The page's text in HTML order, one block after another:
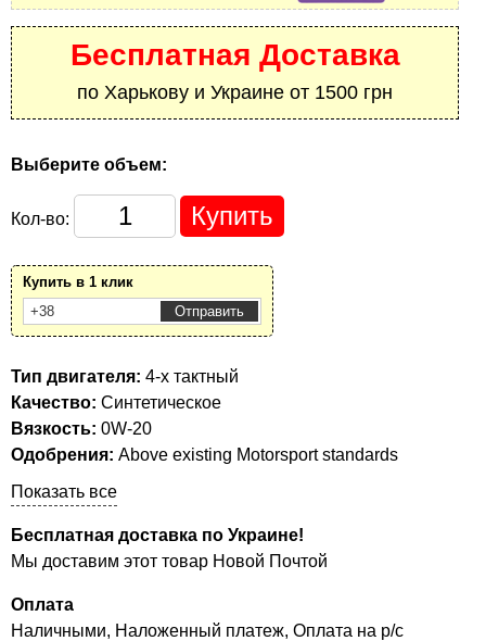
Бесплатная Доставка
по Харькову и Украине от 1500 грн
Выберите объем:
Кол-во:
Купить в 1 клик
Тип двигателя: 4-х тактный
Качество: Синтетическое
Вязкость: 0W-20
Одобрения: Above existing Motorsport standards
Показать все
Бесплатная доставка по Украине!
Мы доставим этот товар Новой Почтой
Оплата
Наличными, Наложенный платеж, Оплата на р/с